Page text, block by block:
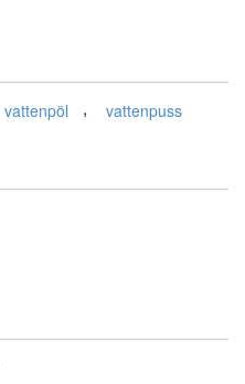
vattenpöl , vattenpuss